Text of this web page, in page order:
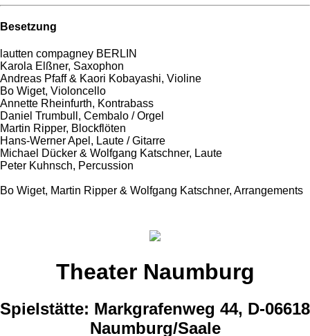
Besetzung
lautten compagney BERLIN
Karola Elßner, Saxophon
Andreas Pfaff & Kaori Kobayashi, Violine
Bo Wiget, Violoncello
Annette Rheinfurth, Kontrabass
Daniel Trumbull, Cembalo / Orgel
Martin Ripper, Blockflöten
Hans-Werner Apel, Laute / Gitarre
Michael Dücker & Wolfgang Katschner, Laute
Peter Kuhnsch, Percussion
Bo Wiget, Martin Ripper & Wolfgang Katschner, Arrangements
Theater Naumburg
Spielstätte: Markgrafenweg 44, D-06618
Naumburg/Saale